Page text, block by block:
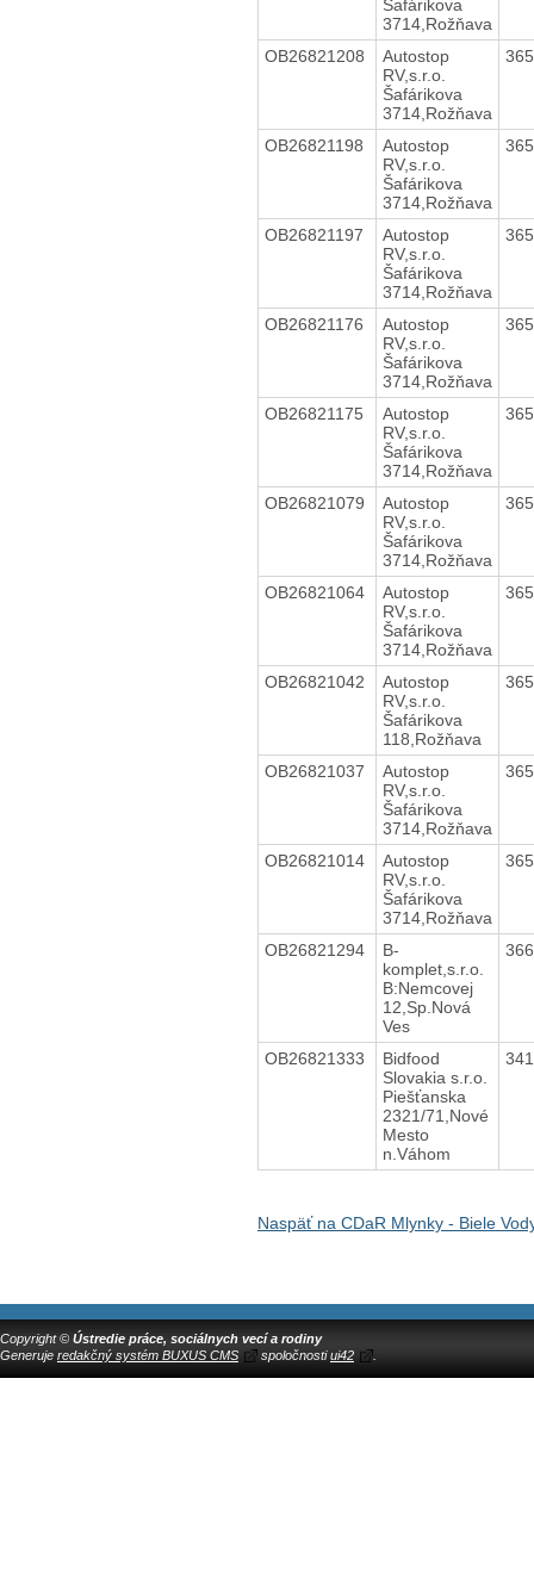
Šafárikova
3714,Rožňava
OB26821208
Autostop
RV,s.r.o.
Šafárikova
3714,Rožňava
OB26821198
Autostop
RV,s.r.o.
Šafárikova
3714,Rožňava
OB26821197
Autostop
RV,s.r.o.
Šafárikova
3714,Rožňava
OB26821176
Autostop
RV,s.r.o.
Šafárikova
3714,Rožňava
OB26821175
Autostop
RV,s.r.o.
Šafárikova
3714,Rožňava
OB26821079
Autostop
RV,s.r.o.
Šafárikova
3714,Rožňava
OB26821064
Autostop
RV,s.r.o.
Šafárikova
3714,Rožňava
OB26821042
Autostop
RV,s.r.o.
Šafárikova
118,Rožňava
OB26821037
Autostop
RV,s.r.o.
Šafárikova
3714,Rožňava
OB26821014
Autostop
RV,s.r.o.
Šafárikova
3714,Rožňava
OB26821294
B-
komplet,s.r.o.
B:Nemcovej
12,Sp.Nová
Ves
OB26821333
Bidfood
Slovakia s.r.o.
Piešťanska
2321/71,Nové
Mesto
n.Váhom
Naspäť na CDaR Mlynky - Biele
Copyright © Ústredie práce, sociálnych vecí a rodiny
Generuje redakčný systém BUXUS CMS spoločnostiui42